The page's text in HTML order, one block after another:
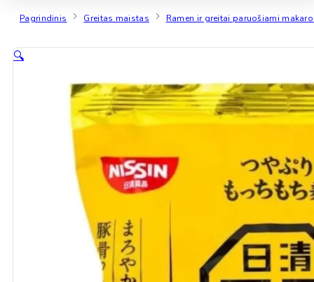
Pagrindinis Greitas maistas Ramen ir greitai paruošiami
🔍